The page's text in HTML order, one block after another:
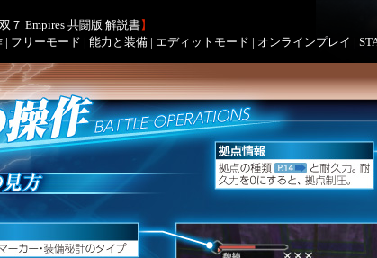
７ Empires 共闘版 解説書】
| フリーモード | 能力と装備 | エディットモード | オンラインプレイ |